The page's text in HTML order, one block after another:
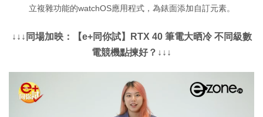
立複雜功能的watchOS應用程式，為錶面添加自訂元素。
↓↓↓同場加映：【e+同你試】RTX 40 筆電大晒冷 不同級數
電競機點揀好？↓↓↓